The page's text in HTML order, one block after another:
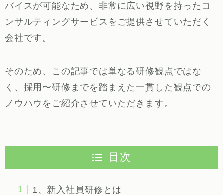
バイスが可能なため、非常に広い視野を持ったコ
ンサルティングサービスをご提供させていただく
会社です。
そのため、この記事では単なる研修観点ではな
く、採用〜研修までを踏まえた一貫した観点での
ノウハウをご紹介させていただきます。
目次
1、新入社員研修とは